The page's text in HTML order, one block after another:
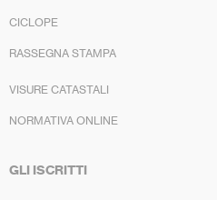
CICLOPE
RASSEGNA STAMPA
VISURE CATASTALI
NORMATIVA ONLINE
GLI ISCRITTI